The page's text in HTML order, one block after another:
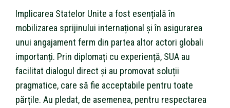
Implicarea Statelor Unite a fost esențială în
mobilizarea sprijinului internațional și în asigurarea
unui angajament ferm din partea altor actori globali
importanți. Prin diplomați cu experiență, SUA au
facilitat dialogul direct și au promovat soluții
pragmatice, care să fie acceptabile pentru toate
părțile. Au pledat, de asemenea, pentru respectarea